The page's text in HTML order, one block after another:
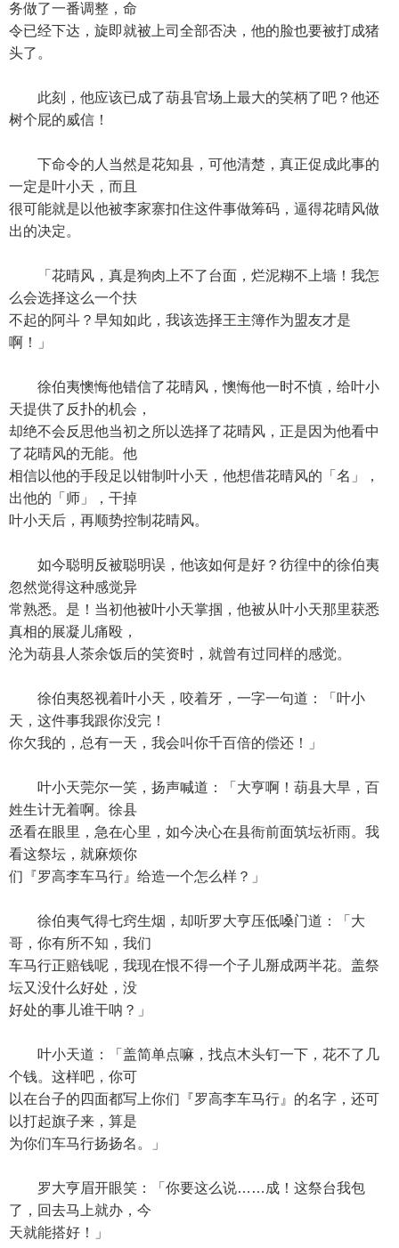
务做了一番调整，命
令已经下达，旋即就被上司全部否决，他的脸也要被打成猪
头了。
此刻，他应该已成了葫县官场上最大的笑柄了吧？他还
树个屁的威信！
下命令的人当然是花知县，可他清楚，真正促成此事的
一定是叶小天，而且
很可能就是以他被李家寨扣住这件事做筹码，逼得花晴风做
出的决定。
「花晴风，真是狗肉上不了台面，烂泥糊不上墙！我怎
么会选择这么一个扶
不起的阿斗？早知如此，我该选择王主簿作为盟友才是
啊！」
徐伯夷懊悔他错信了花晴风，懊悔他一时不慎，给叶小
天提供了反扑的机会，
却绝不会反思他当初之所以选择了花晴风，正是因为他看中
了花晴风的无能。他
相信以他的手段足以钳制叶小天，他想借花晴风的「名」，
出他的「师」，干掉
叶小天后，再顺势控制花晴风。
如今聪明反被聪明误，他该如何是好？彷徨中的徐伯夷
忽然觉得这种感觉异
常熟悉。是！当初他被叶小天掌掴，他被从叶小天那里获悉
真相的展凝儿痛殴，
沦为葫县人茶余饭后的笑资时，就曾有过同样的感觉。
徐伯夷怒视着叶小天，咬着牙，一字一句道：「叶小
天，这件事我跟你没完！
你欠我的，总有一天，我会叫你千百倍的偿还！」
叶小天莞尔一笑，扬声喊道：「大亨啊！葫县大旱，百
姓生计无着啊。徐县
丞看在眼里，急在心里，如今决心在县衙前面筑坛祈雨。我
看这祭坛，就麻烦你
们『罗高李车马行』给造一个怎么样？」
徐伯夷气得七窍生烟，却听罗大亨压低嗓门道：「大
哥，你有所不知，我们
车马行正赔钱呢，我现在恨不得一个子儿掰成两半花。盖祭
坛又没什么好处，没
好处的事儿谁干呐？」
叶小天道：「盖简单点嘛，找点木头钉一下，花不了几
个钱。这样吧，你可
以在台子的四面都写上你们『罗高李车马行』的名字，还可
以打起旗子来，算是
为你们车马行扬扬名。」
罗大亨眉开眼笑：「你要这么说……成！这祭台我包
了，回去马上就办，今
天就能搭好！」